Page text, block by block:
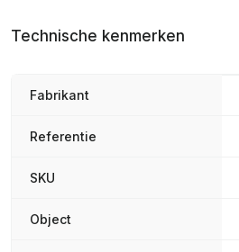
Technische kenmerken
Fabrikant
Referentie
SKU
Object